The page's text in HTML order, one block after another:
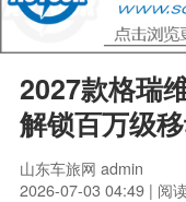
2027款格瑞
解锁百万级
山东车旅网 admin
2026-07-03 04:49 | 阅